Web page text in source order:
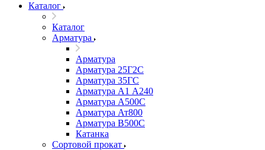
Каталог
Каталог
Арматура
Арматура
Арматура 25Г2С
Арматура 35ГС
Арматура А1 А240
Арматура А500С
Арматура Ат800
Арматура В500С
Катанка
Сортовой прокат